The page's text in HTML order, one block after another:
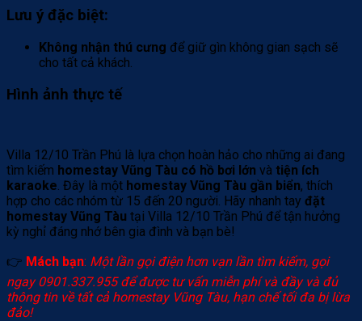
Lưu ý đặc biệt:
Không nhận thú cưng để giữ gìn không gian sạch sẽ
cho tất cả khách.
Hình ảnh thực tế
Villa 12/10 Trần Phú là lựa chọn hoàn hảo cho những ai đang
tìm kiếm homestay Vũng Tàu có hồ bơi lớn và tiện ích
karaoke . Đây là một homestay Vũng Tàu gần biển, thích
hợp cho các nhóm từ 15 đến 20 người. Hãy nhanh tay đặt
homestay Vũng Tàu tại Villa 12/10 Trần Phú để tận hưởng
kỳ nghỉ đáng nhớ bên gia đình và bạn bè!
👉 Mách bạn: Một lần gọi điện hơn vạn lần tìm kiếm, gọi
ngay 0901.337.955 để được tư vấn miễn phí và đầy và đủ
thông tin về tất cả homestay Vũng Tàu, hạn chế tối đa bị lừa
đảo!